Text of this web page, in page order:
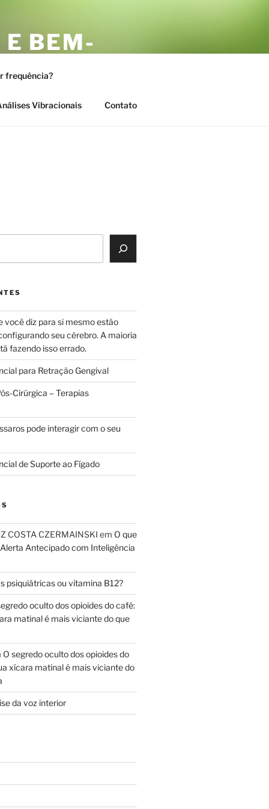
BEM-
frequência?
Vibracionais Contato
você diz para si mesmo estão
seu cérebro. A maioria
fazendo isso errado.
para Retração Gengival
Cirúrgica – Terapias
pode interagir com o seu
de Suporte ao Fígado
COSTA CZERMAINSKI em O que
Antecipado com Inteligência
psiquiátricas ou vitamina B12?
oculto dos opioides do café:
matinal é mais viciante do que
O segredo oculto dos opioides do
xícara matinal é mais viciante do
da voz interior